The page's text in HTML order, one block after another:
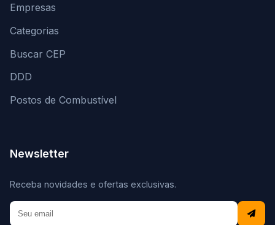
Empresas
Categorias
Buscar CEP
DDD
Postos de Combustível
Newsletter
Receba novidades e ofertas exclusivas.